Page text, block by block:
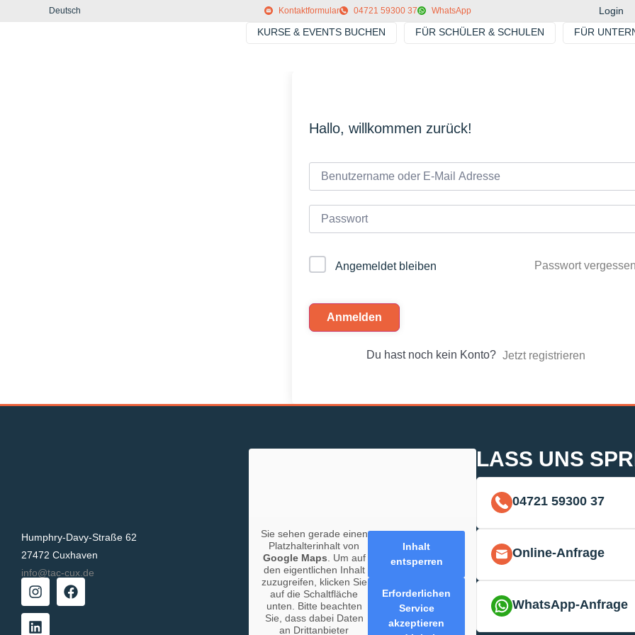
Deutsch Kontaktformular 04721 59300 37 WhatsApp
Login
KURSE & EVENTS BUCHEN
FÜR SCHÜLER & SCHULEN FÜR
Hallo, willkommen zurück!
Angemeldet bleiben Passwort
Anmelden
Du hast noch kein Konto? Jetzt registrieren
Humphry-Davy-Straße 62
27472 Cuxhaven
info@tac-cux.de
Sie sehen gerade einen
Platzhalterinhalt von
Google Maps . Um auf
den eigentlichen Inhalt
zuzugreifen, klicken Sie
auf die Schaltfläche
unten. Bitte beachten
Sie, dass dabei Daten
an Drittanbieter
Inhalt
entsperren
Erforderlichen
Service
akzeptieren
LASS UNS
04721 59300 37
Online-Anfrage
WhatsApp-Anfrage